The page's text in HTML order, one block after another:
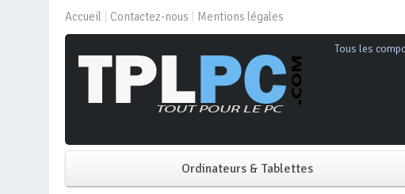
Accueil Contactez-nous Mentions légales
Tous les
Ordinateurs & Tablettes